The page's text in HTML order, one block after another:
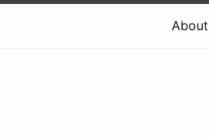
About